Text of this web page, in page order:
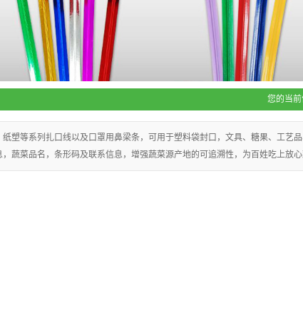
您的当前
塑等系列扎口线以及口罩用鼻梁条，可用于塑料袋封口，文具、糖果、工艺
蔬菜品名，条形码及联系信息，增强蔬菜源产地的可追溯性，为百姓吃上放心